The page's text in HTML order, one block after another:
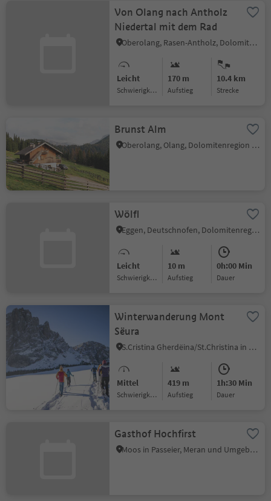
Von Olang nach Antholz
Niedertal mit dem Rad
Oberolang, Rasen-Antholz, Dolomitenregion Kronplatz
Leicht
Schwierigkeitsgrad
170 m
Aufstieg
10.4 km
Strecke
Brunst Alm
Oberolang, Olang, Dolomitenregion Kronplatz
Wölfl
Eggen, Deutschnofen, Dolomitenregion Eggental
Leicht
Schwierigkeitsgrad
10 m
Aufstieg
0h:00 Min
Dauer
Winterwanderung Mont
Sëura
S.Cristina Gherdëina/St.Christina in Gröden, St.Christina in Gröden, Dolomitenregion Gröden
Mittel
Schwierigkeitsgrad
419 m
Aufstieg
1h:30 Min
Dauer
Gasthof Hochfirst
Moos in Passeier, Meran und Umgebung